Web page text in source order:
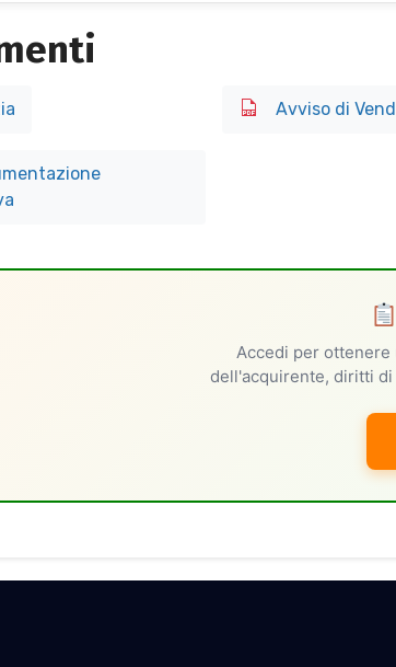
Avviso di
Accedi per ottenere
dell'acquirente, diritti di